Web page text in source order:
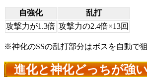
自強化
乱打
攻撃力が1.3倍 攻撃力の2.4倍×13回
※神化のSSの乱打部分はボスを自動で狙
進化と神化どっちが強